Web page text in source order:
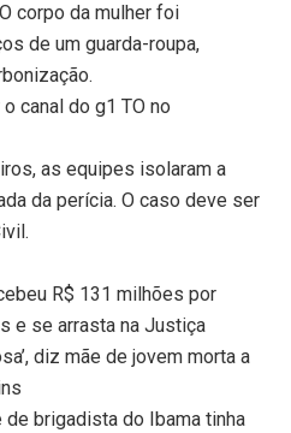
corpo da mulher foi
de um guarda-roupa,
canal do g1 TO no
as equipes isolaram a
da perícia. O caso deve ser
R$ 131 milhões por
e se arrasta na Justiça
diz mãe de jovem morta a
brigadista do Ibama tinha